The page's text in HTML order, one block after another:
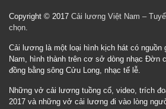
Copyright © 2017 Cải lương Việt Nam –
chọn.
Cải lương là một loại hình kịch hát có nguồn
Nam, hình thành trên cơ sở dòng nhạc Đờn
đồng bằng sông Cửu Long, nhạc tế lễ.
Những vở cải lương tuồng cổ, video, trích
2017 và những vở cải lương đi vào lòng